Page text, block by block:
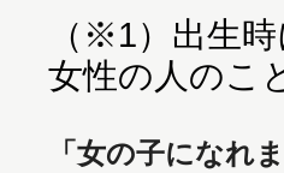
（※1）出生
女性の人のこ
「女の子になれ